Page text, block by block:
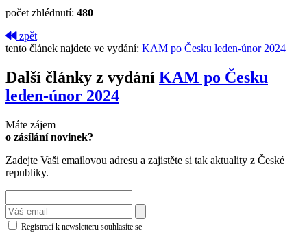
počet zhlédnutí: 480
zpět
tento článek najdete ve vydání: KAM po Česku leden-únor 2024
Další články z vydání KAM po Česku
leden-únor 2024
Máte zájem
o zásílání novinek?
Zadejte Vaši emailovou adresu a zajistěte si tak aktuality z České
republiky.
Registrací k newsletteru souhlasíte se